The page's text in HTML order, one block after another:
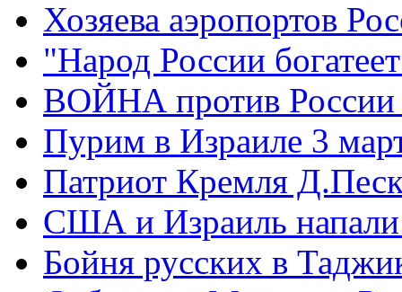
Хозяева аэропортов
"Народ России
ВОЙНА против России
Пурим в Израиле 3
Патриот Кремля
США и Израиль
Бойня русских в